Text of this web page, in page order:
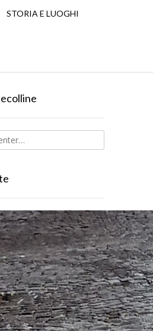
STORIA E LUOGHI